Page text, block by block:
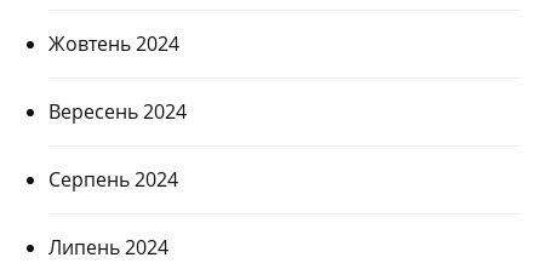
Жовтень 2024
Вересень 2024
Серпень 2024
Липень 2024